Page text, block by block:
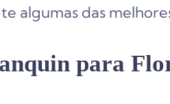
algumas das
para